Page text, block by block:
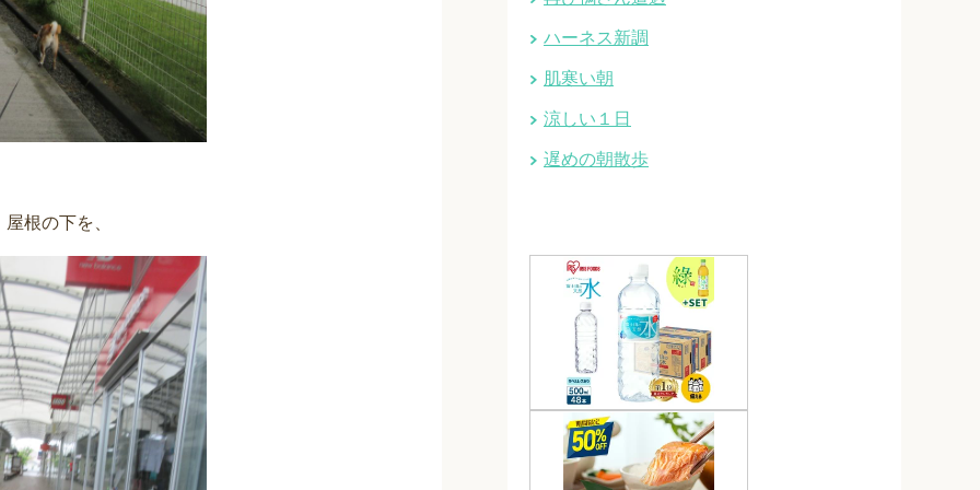
根の下を、
ハーネス新調
肌寒い朝
涼しい１日
遅めの朝散歩